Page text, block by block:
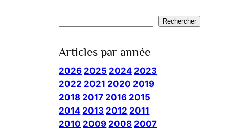
Rechercher
Articles par année
2026 2025 2024 2023
2022 2021 2020 2019
2018 2017 2016 2015
2014 2013 2012 2011
2010 2009 2008 2007